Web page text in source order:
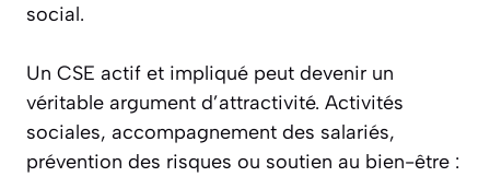
social.
Un CSE actif et impliqué peut devenir un
véritable argument d’attractivité. Activités
sociales, accompagnement des salariés,
prévention des risques ou soutien au bien-être :